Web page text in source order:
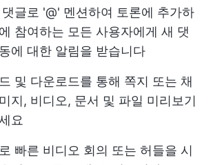
글로 '@' 멘션하여 토론에 추가하
참여하는 모든 사용자에게 새 댓
에 대한 알림을 받습니다
및 다운로드를 통해 쪽지 또는 채
지, 비디오, 문서 및 파일 미리보기
요
빠른 비디오 회의 또는 허들을 시